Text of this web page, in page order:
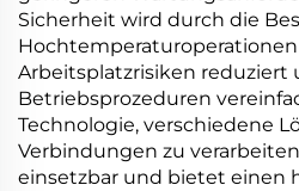
Sicherheit wird durch die
Arbeitsplatzrisiken reduziert
Betriebsprozeduren
Technologie, verschiedene
Verbindungen zu
einsetzbar und bietet einen